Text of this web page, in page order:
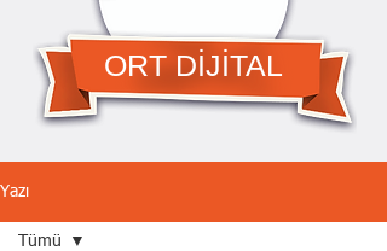
ORT DİJİTAL
Yazı
Tümü